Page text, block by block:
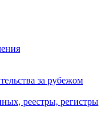
за рубежом
реестры, регистры